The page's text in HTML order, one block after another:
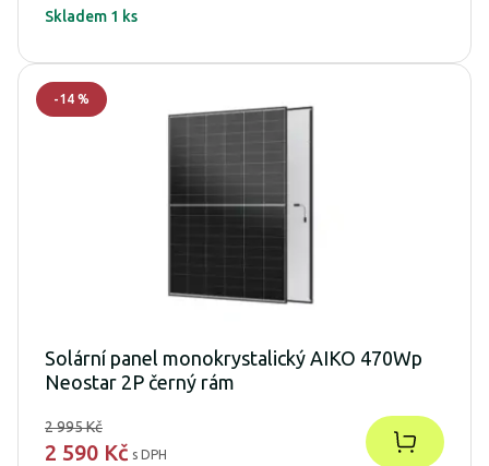
Skladem 1 ks
-14 %
Solární panel monokrystalický AIKO 470Wp
Neostar 2P černý rám
2 995 Kč
2 590 Kč s DPH